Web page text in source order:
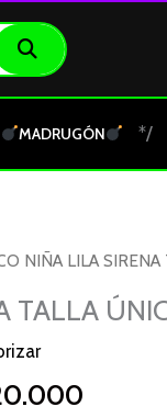
MADRUGÓN */
NIÑA LILA SIRENA
TALLA